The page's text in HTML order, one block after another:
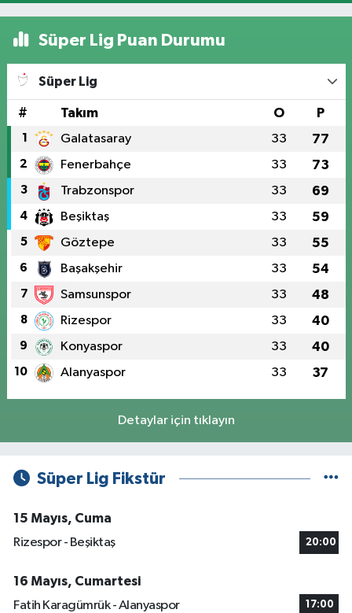
Süper Lig Puan Durumu
Süper Lig
# Takım O P
1 Galatasaray 33 77
2 Fenerbahçe 33 73
3 Trabzonspor 33 69
4 Beşiktaş 33 59
5 Göztepe 33 55
6 Başakşehir 33 54
7 Samsunspor 33 48
8 Rizespor 33 40
9 Konyaspor 33 40
10 Alanyaspor 33 37
Detaylar için tıklayın
Süper Lig Fikstür
15 Mayıs, Cuma
Rizespor - Beşiktaş
20:00
16 Mayıs, Cumartesi
Fatih Karagümrük - Alanyaspor
17:00